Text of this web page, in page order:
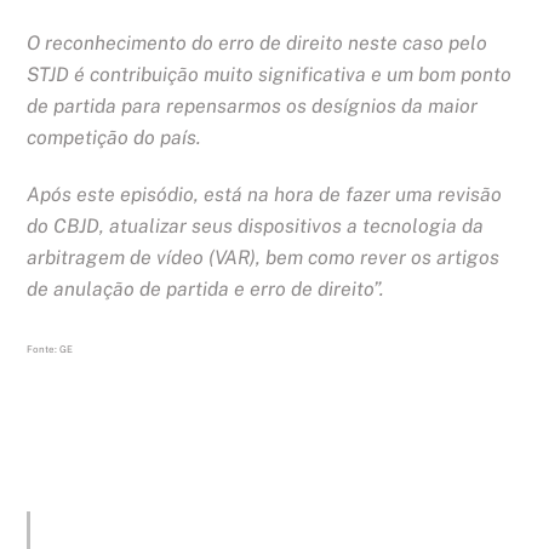
O reconhecimento do erro de direito neste caso pelo
STJD é contribuição muito significativa e um bom ponto
de partida para repensarmos os desígnios da maior
competição do país.
Após este episódio, está na hora de fazer uma revisão
do CBJD, atualizar seus dispositivos a tecnologia da
arbitragem de vídeo (VAR), bem como rever os artigos
de anulação de partida e erro de direito”.
Fonte: GE